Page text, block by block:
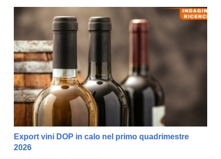
Export vini DOP in calo nel primo quadrimestre
2026